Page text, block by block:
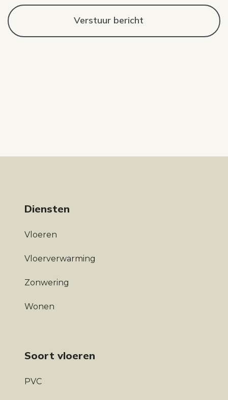
Diensten
Vloeren
Vloerverwarming
Zonwering
Wonen
Soort vloeren
PVC